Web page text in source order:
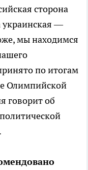
сторона
украинская —
мы находимся
по итогам
Олимпийской
говорит об